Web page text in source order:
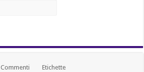
Commenti Etichette